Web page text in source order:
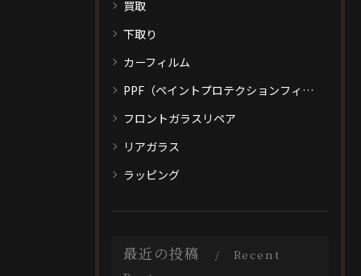
買取
下取り
カーフィルム
PPF（ペイントプロテクションフィルム）
フロントガラスリペア
リアガラス
ラッピング
最近の投稿
Recent